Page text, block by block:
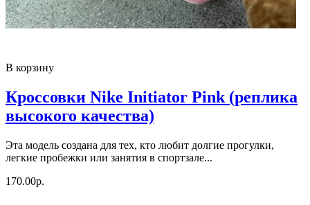
В корзину
Кроссовки Nike Initiator Pink (реплика
высокого качества)
Эта модель создана для тех, кто любит долгие прогулки,
легкие пробежки или занятия в спортзале...
170.00р.